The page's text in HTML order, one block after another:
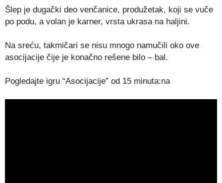
Šlep je dugački deo venčanice, produžetak, koji se vuče
po podu, a volan je karner, vrsta ukrasa na haljini.
Na sreću, takmičari se nisu mnogo namučili oko ove
asocijacije čije je konačno rešene bilo – bal.
Pogledajte igru “Asocijacije” od 15 minuta:na